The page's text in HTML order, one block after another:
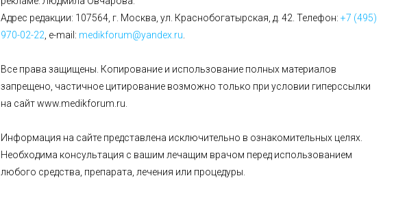
Адрес редакции: 107564, г. Москва, ул. Краснобогатырская, д. 42. Телефон: +7 (495)
970-02-22 , e-mail: medikforum@yandex.ru
Все права защищены. Копирование и использование полных материалов
запрещено, частичное цитирование возможно только при условии гиперссылки
на сайт www.medikforum.ru.
Информация на сайте представлена исключительно в ознакомительных целях.
Необходима консультация с вашим лечащим врачом перед использованием
любого средства, препарата, лечения или процедуры.